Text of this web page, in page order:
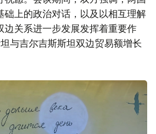
础上的政治对话，以及以相互理解
边关系进一步发展发挥着重要作
与吉尔吉斯斯坦双边贸易额增长